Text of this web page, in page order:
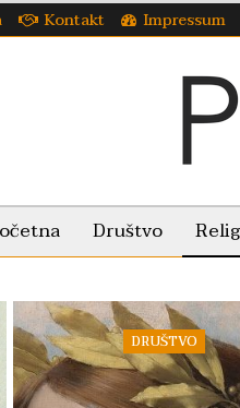
Kontakt Impressum
Društvo
DRUŠTVO